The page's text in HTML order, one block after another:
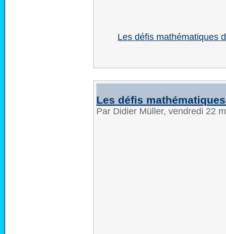
Les défis mathématiques
Les défis
Par Didier Müller, vendredi 22